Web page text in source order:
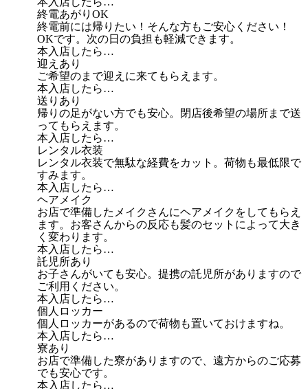
終電あがりOK
終電前には帰りたい！そんな方もご安心ください！
OKです。次の日の負担も軽減できます。
本入店したら…
迎えあり
ご希望のまで迎えに来てもらえます。
本入店したら…
送りあり
帰りの足がない方でも安心。閉店後希望の場所まで送
ってもらえます。
本入店したら…
レンタル衣装
レンタル衣装で無駄な経費をカット。荷物も最低限で
すみます。
本入店したら…
ヘアメイク
お店で準備したメイクさんにヘアメイクをしてもらえ
ます。お客さんからの反応も髪のセットによって大き
く変わります。
本入店したら…
託児所あり
お子さんがいても安心。提携の託児所がありますので
ご利用ください。
本入店したら…
個人ロッカー
個人ロッカーがあるので荷物も置いておけますね。
本入店したら…
寮あり
お店で準備した寮がありますので、遠方からのご応募
でも安心です。
本入店したら…